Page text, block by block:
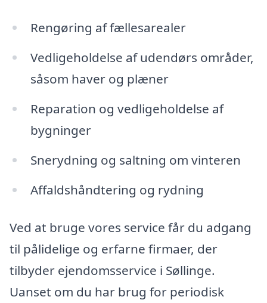
Rengøring af fællesarealer
Vedligeholdelse af udendørs områder,
såsom haver og plæner
Reparation og vedligeholdelse af
bygninger
Snerydning og saltning om vinteren
Affaldshåndtering og rydning
Ved at bruge vores service får du adgang
til pålidelige og erfarne firmaer, der
tilbyder ejendomsservice i Søllinge.
Uanset om du har brug for periodisk